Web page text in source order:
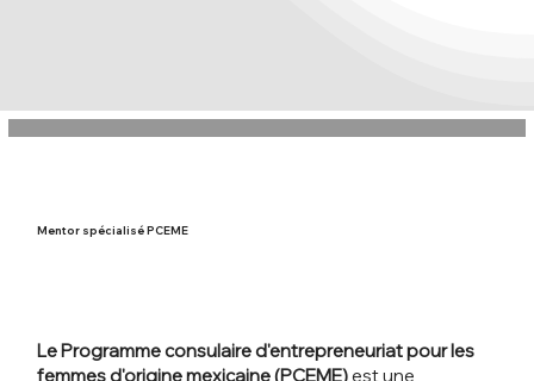
Mentor spécialisé PCEME
Le Programme consulaire d'entrepreneuriat pour les
femmes d'origine mexicaine (PCEME)est une